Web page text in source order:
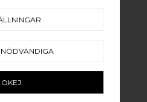
rostfritt stål
ytbehandling, vilket ger
och vacker patina. För
mer
NÖDVÄNDIGA
OKEJ